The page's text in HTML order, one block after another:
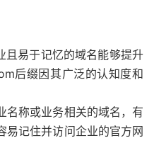
且易于记忆的域名能够提升
后缀因其广泛的认知度和
名称或业务相关的域名，有
易记住并访问企业的官方网